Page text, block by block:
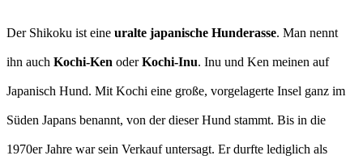
Der Shikoku ist eine uralte japanische Hunderasse. Man nennt
ihn auch Kochi-Ken oderKochi-Inu. Inu und Ken meinen auf
Japanisch Hund. Mit Kochi eine große, vorgelagerte Insel ganz im
Süden Japans benannt, von der dieser Hund stammt. Bis in die
1970er Jahre war sein Verkauf untersagt. Er durfte lediglich als